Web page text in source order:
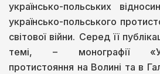
українсько-польських
українсько-польського
світової війни. Серед її
темі, – монографії
протистояння на Волині та в